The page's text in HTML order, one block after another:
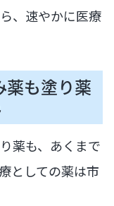
、速やかに医療
薬も塗り薬
薬も、あくまで
としての薬は市